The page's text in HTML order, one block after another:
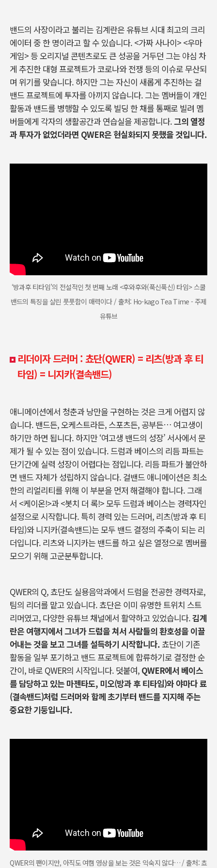
밴드의 사장이라고 불리는 김계란은 유튜브 시대 최고의 크리
에이터 중 한 명이라고 할 수 있습니다. <가짜 사나이> <우마
게임> 등 오리지널 콘텐츠로도 큰 성공을 거두던 그는 야심 차
게 추진한 대형 프로젝트가 코로나와 전쟁 등의 이슈로 무산되
며 위기를 맞습니다. 하지만 그는 자신이 새롭게 추진하는 걸
밴드 프로젝트에 투자를 아끼지 않습니다. 그는 멤버들이 개인
활동과 밴드를 병행할 수 있도록 빌딩 한 채를 통째로 빌려 멤
버들에게 각자의 생활공간과 연습실을 제공합니다.그의 열정
과 투자가 없었더라면 QWER은 현실화되지 못했을 것입니다.
‘방과후 티타임’의 전설적인 첫 번째 노래 <후와후와(푹신푹신) 타임> 스쿨
밴드의 특징을 살린 풋풋함이 매력이다 / 출처: Ho-kago Tea Time - 주제
유튜브
리더이자 드러머 : 쵸단(QWER) = 리츠(방과 후 티
타임) = 니지카(결속밴드)
애니메이션에서 청춘과 낭만을 구현하는 것은 크게 어렵지 않
습니다. 밴드든, 오케스트라든, 스포츠든, 공부든… 여고생이
하기만 하면 됩니다. 하지만 ‘여고생 밴드의 성장’ 서사에서 문
제가 될 수 있는 점이 있습니다. 드럼과 베이스의 리듬 파트는
단기간에 실력 성장이 어렵다는 점입니다. 리듬 파트가 불안하
면 밴드 자체가 성립하지 않습니다. 걸밴드 애니메이션은 최소
한의 리얼리티를 위해 이 부분을 먼저 해결해야 합니다. 그래
서 <케이온!>과 <봇치 더 록!> 모두 드럼과 베이스는 경력자인
설정으로 시작합니다. 특히 경력 있는 드러머, 리츠(방과 후 티
타임)와 니지카(결속밴드)는 모두 밴드 결정의 주축이 되는 리
더입니다. 리츠와 니지카는 밴드를 하고 싶은 열정으로 멤버를
모으기 위해 고군분투합니다.
QWER의 Q, 쵸단도 실용음악과에서 드럼을 전공한 경력자로,
팀의 리더를 맡고 있습니다. 쵸단은 이미 유명한 트위치 스트
리머였고, 다양한 유튜브 채널에서 활약하고 있었습니다.김계
란은 여행지에서 그녀가 드럼을 쳐서 사람들의 환호성을 이끌
어내는 것을 보고 그녀를 설득하기 시작합니다.쵸단이 기존
활동을 일부 포기하고 밴드 프로젝트에 합류하기로 결정한 순
간이, 바로 QWER의 시작입니다. 덧붙여, QWER에서 베이스
를 담당하고 있는 마젠타도, 미오(방과 후 티타임)와 야마다 료
(결속밴드)처럼 드러머와 함께 초기부터 밴드를 지지해 주는
중요한 기둥입니다.
QWER의 팬이지만, 아직도 여캠 영상을 보는 것은 익숙지 않다… / 출처: 쵸